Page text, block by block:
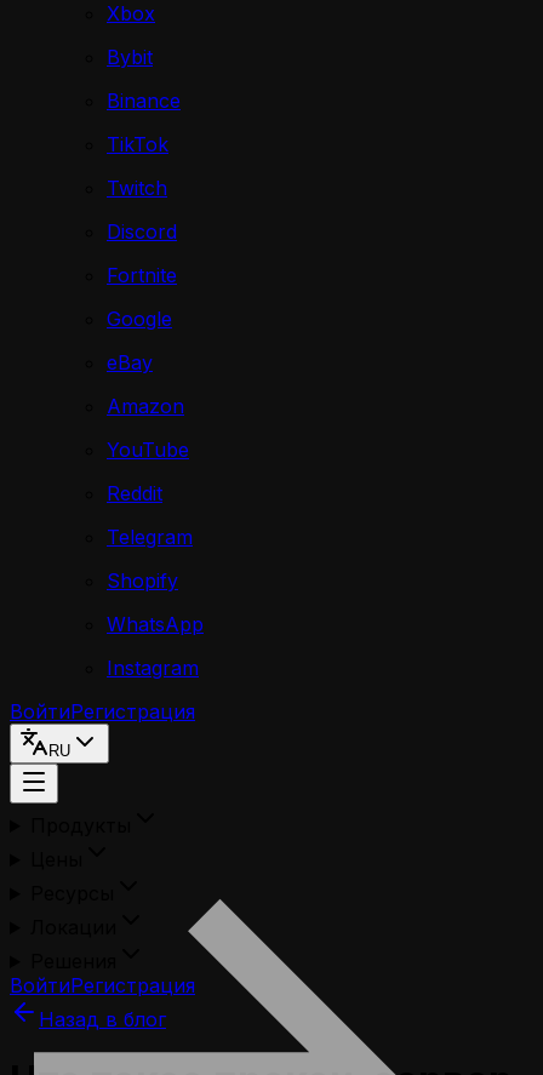
Xbox
Bybit
Binance
TikTok
Twitch
Discord
Fortnite
Google
eBay
Amazon
YouTube
Reddit
Telegram
Shopify
WhatsApp
Instagram
ВойтиРегистрация
RU
ВойтиРегистрация
Назад в блог